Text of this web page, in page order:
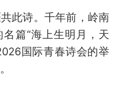
此诗。千年前，岭南
篇“海上生明月，天
国际青春诗会的举